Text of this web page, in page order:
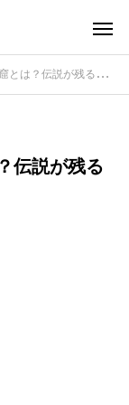
神秘スポットの見どころを解説
伝説が残る